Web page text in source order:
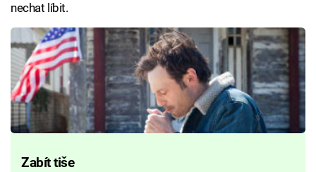
nechat líbit.
Zabít tiše